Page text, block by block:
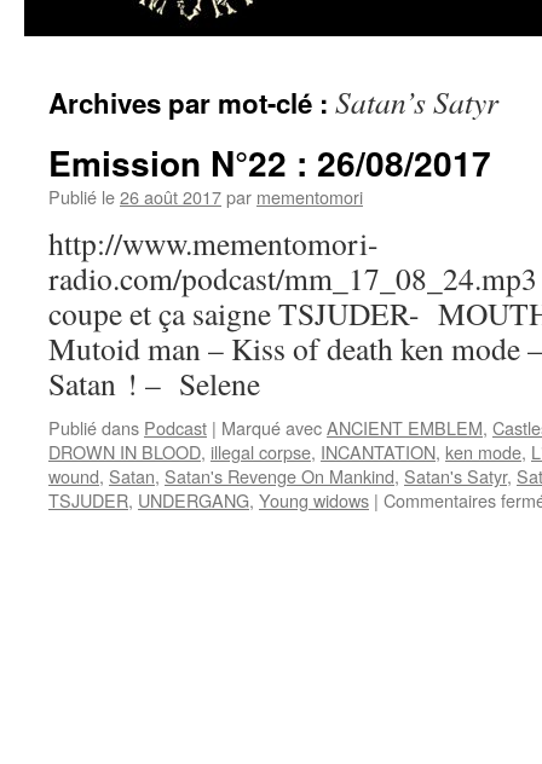
au
contenu
Archives par mot-clé : Satan’s Satyr
Emission N°22 : 26/08/2017
Publié le26 août 2017par mementomori
http://www.mementomori-
radio.com/podcast/
coupe et ça saigne TSJUDER-
Mutoid man – Kiss of death ken mode
Satan ! – Selene
Publié dans Podcast | Marqué avecANCIENT EMBLEM,
DROWN IN BLOOD, illegal corpse, INCANTATION, ken mode,
wound, Satan, Satan's Revenge On Mankind, Satan's Satyr,
TSJUDER, UNDERGANG, Young widows | Commentaires